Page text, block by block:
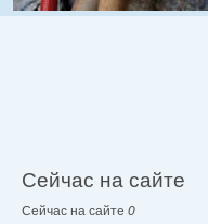
Сейчас на сайте
Сейчас на сайте 0